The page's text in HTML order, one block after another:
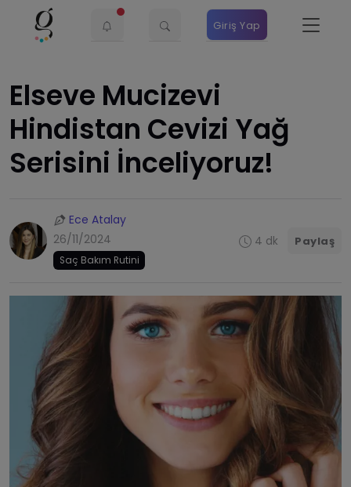
Giriş Yap
Elseve Mucizevi
Hindistan Cevizi Yağ
Serisini İnceliyoruz!
Ece Atalay
26/11/2024
Saç Bakım Rutini
4 dk Paylaş